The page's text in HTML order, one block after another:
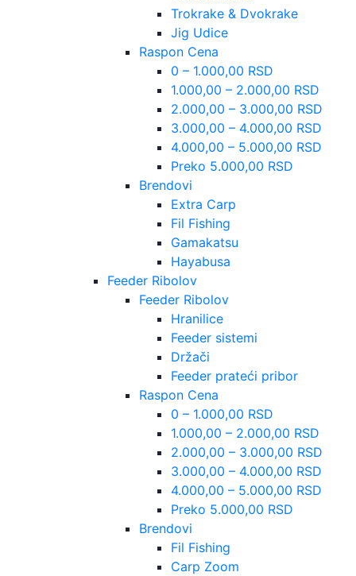
Trokrake & Dvokrake
Jig Udice
Raspon Cena
0 – 1.000,00 RSD
1.000,00 – 2.000,00 RSD
2.000,00 – 3.000,00 RSD
3.000,00 – 4.000,00 RSD
4.000,00 – 5.000,00 RSD
Preko 5.000,00 RSD
Brendovi
Extra Carp
Fil Fishing
Gamakatsu
Hayabusa
Feeder Ribolov
Feeder Ribolov
Hranilice
Feeder sistemi
Držači
Feeder prateći pribor
Raspon Cena
0 – 1.000,00 RSD
1.000,00 – 2.000,00 RSD
2.000,00 – 3.000,00 RSD
3.000,00 – 4.000,00 RSD
4.000,00 – 5.000,00 RSD
Preko 5.000,00 RSD
Brendovi
Fil Fishing
Carp Zoom